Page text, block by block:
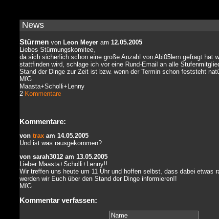
News
Stürmen von Leon Meyer am 12.05.2005
Liebes Stürmungskomitee,
da sich sicherlich schon eine große Anzahl von Abi05lern gefragt hat
stattfinden wird, schlage ich vor eine Rund-Email an alle
Stand der Dinge zur Zeit ist bzw. wenn der Termin schon feststeht
MfG
Maasta+Scholli+Lenny
2 Kommentare
Kommentare:
von trax am 14.05.2005
Und ist was rausgekommen?
von sarah3012 am 13.05.2005
Lieber Maasta+Scholli+Lenny!!
Wir treffen uns heute um 11 Uhr und hoffen selbst, dass dabei etwas
werden wir Euch über den Stand der Dinge informieren!!
MfG
Kommentar verfassen: